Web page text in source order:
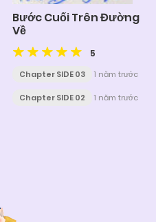
Bước Cuối Trên Đường
Về
5
Chapter SIDE 03 1 năm trước
Chapter SIDE 02 1 năm trước